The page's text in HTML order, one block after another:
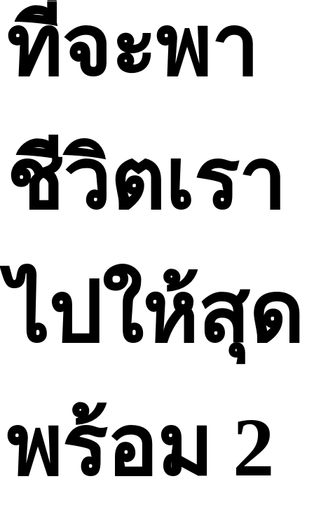
ที่จะพา
ชีวิตเรา
ไปให้สุด
พร้อม 2